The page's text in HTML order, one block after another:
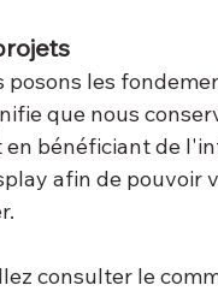
posons les
que nous
bénéficiant de
afin de pouvoir
consulter le